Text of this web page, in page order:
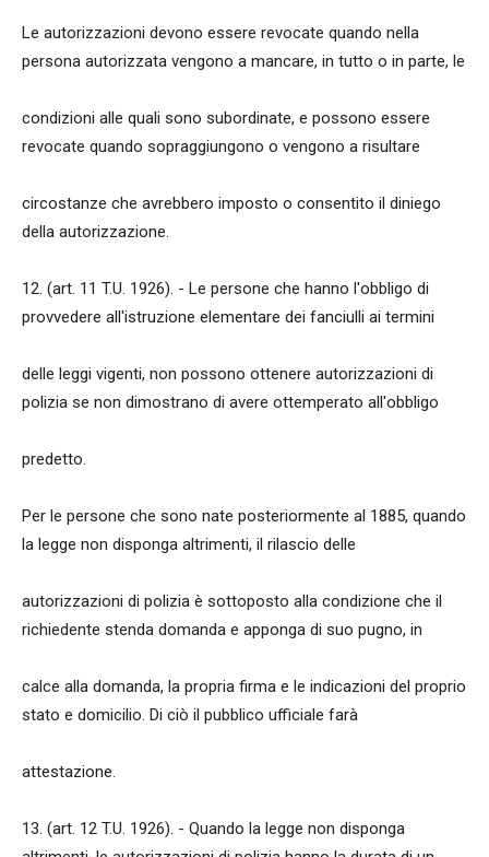
Le autorizzazioni devono essere revocate quando nella
persona autorizzata vengono a mancare, in tutto o in parte, le
condizioni alle quali sono subordinate, e possono essere
revocate quando sopraggiungono o vengono a risultare
circostanze che avrebbero imposto o consentito il diniego
della autorizzazione.
12. (art. 11 T.U. 1926). - Le persone che hanno l'obbligo di
provvedere all'istruzione elementare dei fanciulli ai termini
delle leggi vigenti, non possono ottenere autorizzazioni di
polizia se non dimostrano di avere ottemperato all'obbligo
predetto.
Per le persone che sono nate posteriormente al 1885, quando
la legge non disponga altrimenti, il rilascio delle
autorizzazioni di polizia è sottoposto alla condizione che il
richiedente stenda domanda e apponga di suo pugno, in
calce alla domanda, la propria firma e le indicazioni del proprio
stato e domicilio. Di ciò il pubblico ufficiale farà
attestazione.
13. (art. 12 T.U. 1926). - Quando la legge non disponga